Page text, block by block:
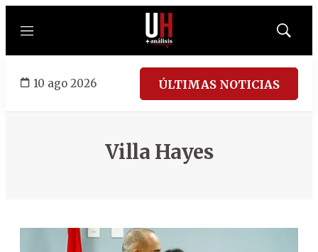
Menú
Mostrar
10 ago 2026 ÚLTIMAS NOTICIAS
Villa Hayes